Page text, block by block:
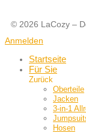
© 2026 LaCozy –
Anmelden
Startseite
Für Sie
Zurück
Oberteile
Jacken
3-in-1
Hosen